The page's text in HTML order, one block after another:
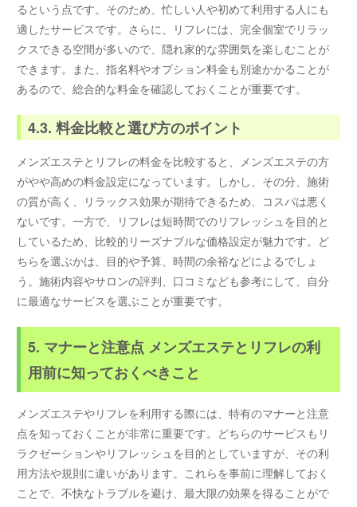
るという点です。そのため、忙しい人や初めて利用する人にも
適したサービスです。さらに、リフレには、完全個室でリラッ
クスできる空間が多いので、隠れ家的な雰囲気を楽しむことが
できます。また、指名料やオプション料金も別途かかることが
あるので、総合的な料金を確認しておくことが重要です。
4.3. 料金比較と選び方のポイント
メンズエステとリフレの料金を比較すると、メンズエステの方
がやや高めの料金設定になっています。しかし、その分、施術
の質が高く、リラックス効果が期待できるため、コスパは悪く
ないです。一方で、リフレは短時間でのリフレッシュを目的と
しているため、比較的リーズナブルな価格設定が魅力です。ど
ちらを選ぶかは、目的や予算、時間の余裕などによるでしょ
う。施術内容やサロンの評判、口コミなども参考にして、自分
に最適なサービスを選ぶことが重要です。
5. マナーと注意点 メンズエステとリフレの利
用前に知っておくべきこと
メンズエステやリフレを利用する際には、特有のマナーと注意
点を知っておくことが非常に重要です。どちらのサービスもリ
ラクゼーションやリフレッシュを目的としていますが、その利
用方法や規則に違いがあります。これらを事前に理解しておく
ことで、不快なトラブルを避け、最大限の効果を得ることがで